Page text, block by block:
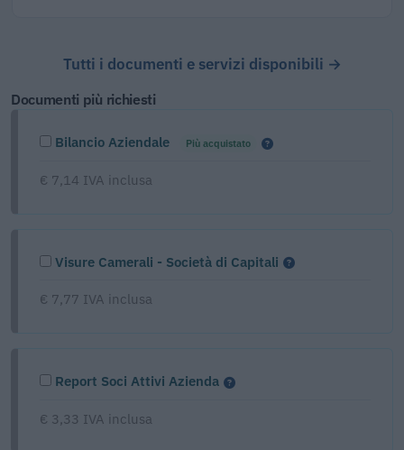
Tutti i documenti e servizi disponibili →
Documenti più richiesti
Bilancio Aziendale Più acquistato
€ 7,14 IVA inclusa
Visure Camerali - Società di Capitali
€ 7,77 IVA inclusa
Report Soci Attivi Azienda
€ 3,33 IVA inclusa